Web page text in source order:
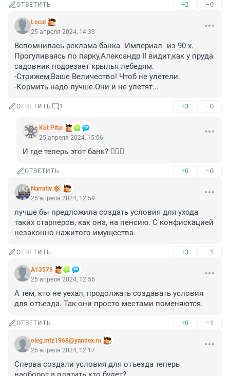
ОТВЕТИТЬ +2 –0
Local
25 апреля 2024, 14:33
Вспомнилась реклама банка "Империал" из 90-х.
Прогуливаясь по парку,Александр II видит,как у пруда
садовник подрезает крылья лебедям.
-Стрижем,Ваше Величество! Чтоб не улетели.
-Кормить надо лучше.Они и не улетят...
ОТВЕТИТЬ 1 +3 –0
Kot Piter
25 апреля 2024, 15:06
И где теперь этот банк? 🤷🏼‍♂️
ОТВЕТИТЬ +0 –0
Narrativ 𒆜
25 апреля 2024, 12:59
лучше бы предложила создать условия для ухода
таких старперов, как она, на пенсию. С конфискацией
незаконно нажитого имущества.
ОТВЕТИТЬ +3 –1
А13579
25 апреля 2024, 12:56
А тем, кто не уехал, продолжать создавать условия
для отъезда. Так они просто местами поменяются.
ОТВЕТИТЬ +0 –1
oleg.mtz1968@yandex.ru
25 апреля 2024, 12:17
Сперва создали условия для отъезда теперь